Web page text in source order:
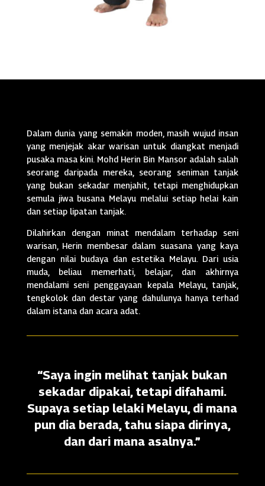
Dalam dunia yang semakin moden, masih wujud insan
yang menjejak akar warisan untuk diangkat menjadi
pusaka masa kini. Mohd Herin Bin Mansor adalah salah
seorang daripada mereka, seorang seniman tanjak
yang bukan sekadar menjahit, tetapi menghidupkan
semula jiwa busana Melayu melalui setiap helai kain
dan setiap lipatan tanjak.
Dilahirkan dengan minat mendalam terhadap seni
warisan, Herin membesar dalam suasana yang kaya
dengan nilai budaya dan estetika Melayu. Dari usia
muda, beliau memerhati, belajar, dan akhirnya
mendalami seni penggayaan kepala Melayu, tanjak,
tengkolok dan destar yang dahulunya hanya terhad
dalam istana dan acara adat.
“Saya ingin melihat tanjak bukan
sekadar dipakai, tetapi difahami.
Supaya setiap lelaki Melayu, di mana
pun dia berada, tahu siapa dirinya,
dan dari mana asalnya.”